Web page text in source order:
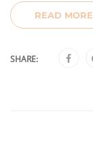
READ MORE
SHARE: